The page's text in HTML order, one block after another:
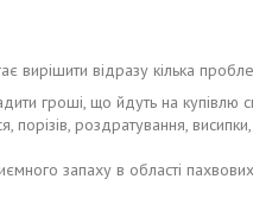
вирішити відразу кілька
гроші, що йдуть на купівлю
роздратування,
запаху в області